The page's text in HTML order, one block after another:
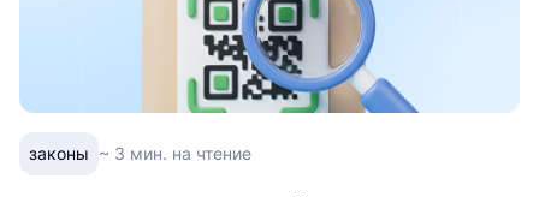
законы ~ 3 мин. на чтение